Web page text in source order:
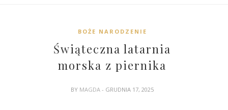
BOŻE NARODZENIE
Świąteczna latarnia
morska z piernika
BY MAGDA- GRUDNIA 17, 2025